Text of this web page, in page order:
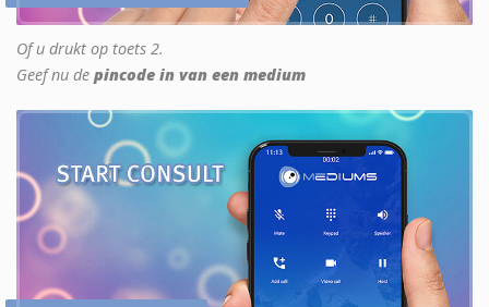
Of u drukt op toets 2.
Geef nu de pincode in van een medium